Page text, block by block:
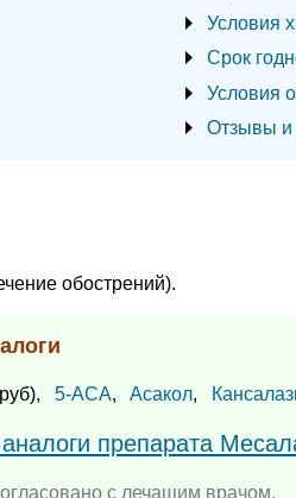
Условия
Срок
Условия
Отзывы и
обострений).
5-АСА, Асакол,
препарата
с лечащим врачом.